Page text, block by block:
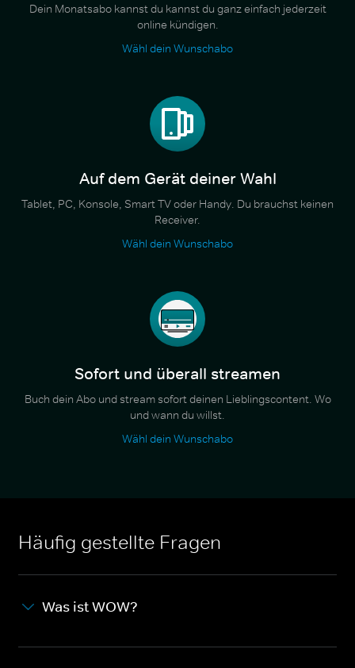
Dein Monatsabo kannst du kannst du ganz einfach jederzeit
online kündigen.
Wähl dein Wunschabo
Auf dem Gerät deiner Wahl
Tablet, PC, Konsole, Smart TV oder Handy. Du brauchst keinen
Receiver.
Wähl dein Wunschabo
Sofort und überall streamen
Buch dein Abo und stream sofort deinen Lieblingscontent. Wo
und wann du willst.
Wähl dein Wunschabo
Häufig gestellte Fragen
Was ist WOW?